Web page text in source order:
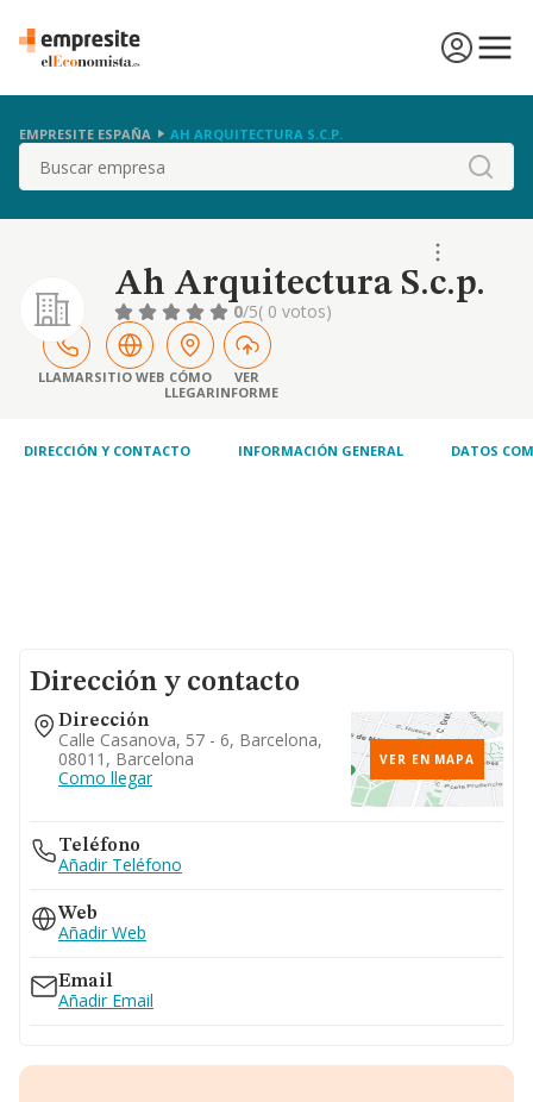
EMPRESITE ESPAÑA AH ARQUITECTURA S.C.P.
Buscar
Ah Arquitectura S.c.p.
0/5( 0 votos)
LLAMARSITIO WEB CÓMO
LLEGAR
VER
INFORME
DIRECCIÓN Y CONTACTO INFORMACIÓN GENERAL DATOS
Dirección y contacto
Dirección
Calle Casanova, 57 - 6, Barcelona,
08011, Barcelona
Como llegar
VER EN MAPA
Teléfono
Añadir Teléfono
Web
Añadir Web
Email
Añadir Email